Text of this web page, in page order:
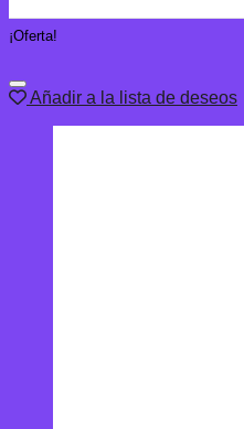
¡Oferta!
Añadir a la lista de deseos